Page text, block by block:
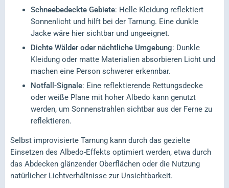
Schneebedeckte Gebiete: Helle Kleidung reflektiert
Sonnenlicht und hilft bei der Tarnung. Eine dunkle
Jacke wäre hier sichtbar und ungeeignet.
Dichte Wälder oder nächtliche Umgebung: Dunkle
Kleidung oder matte Materialien absorbieren Licht und
machen eine Person schwerer erkennbar.
Notfall-Signale: Eine reflektierende Rettungsdecke
oder weiße Plane mit hoher Albedo kann genutzt
werden, um Sonnenstrahlen sichtbar aus der Ferne zu
reflektieren.
Selbst improvisierte Tarnung kann durch das gezielte
Einsetzen des Albedo-Effekts optimiert werden, etwa durch
das Abdecken glänzender Oberflächen oder die Nutzung
natürlicher Lichtverhältnisse zur Unsichtbarkeit.